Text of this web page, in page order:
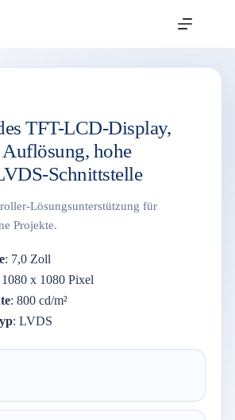
TFT-LCD-Display,
hohe
Schnittstelle
Lösungsunterstützung für
Projekte.
: 7,0 Zoll
x 1080 Pixel
: 800 cd/m²
: LVDS